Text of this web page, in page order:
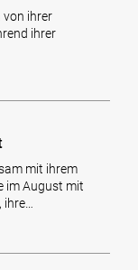
von ihrer
ihrer
mit ihrem
im August mit